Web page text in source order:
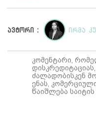
ავტორი : ირმა
კომენტარი,
ძალადობისკენ
ენას,
წაიშლება